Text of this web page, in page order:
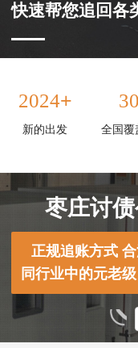
快速帮您追回各
2024+
新的出发
30
全国覆
枣庄讨
正规追账方式
同行业中的元老